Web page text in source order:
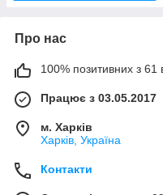
Про нас
100% позитивних з 61
Працює з 03.05.2017
м. Харків
Харків, Україна
Контакти